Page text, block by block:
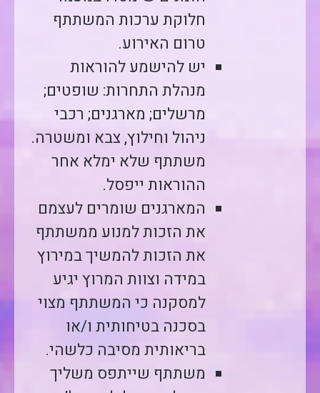
חלוקת ערכות המשתתף
טרום האירוע.
יש להישמע להוראות
מנהלת התחרות: שופטים;
מרשלים; מארגנים; רכבי
ניהול וחילוץ, צבא ומשטרה.
משתתף שלא ימלא אחר
ההוראות ייפסל.
המארגנים שומרים לעצמם
את הזכות למנוע ממשתתף
את הזכות להמשיך במירוץ
במידה וצוות המרוץ יגיע
למסקנה כי המשתתף מצוי
בסכנה בטיחותית ו/או
בריאותית מסיבה כלשהי.
משתתף שייתפס משליך